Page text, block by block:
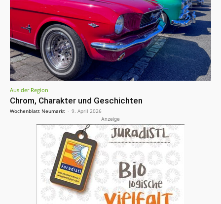
Aus der Region
Chrom, Charakter und Geschichten
Wochenblatt Neumarkt - 9. April 2026
Anzeige